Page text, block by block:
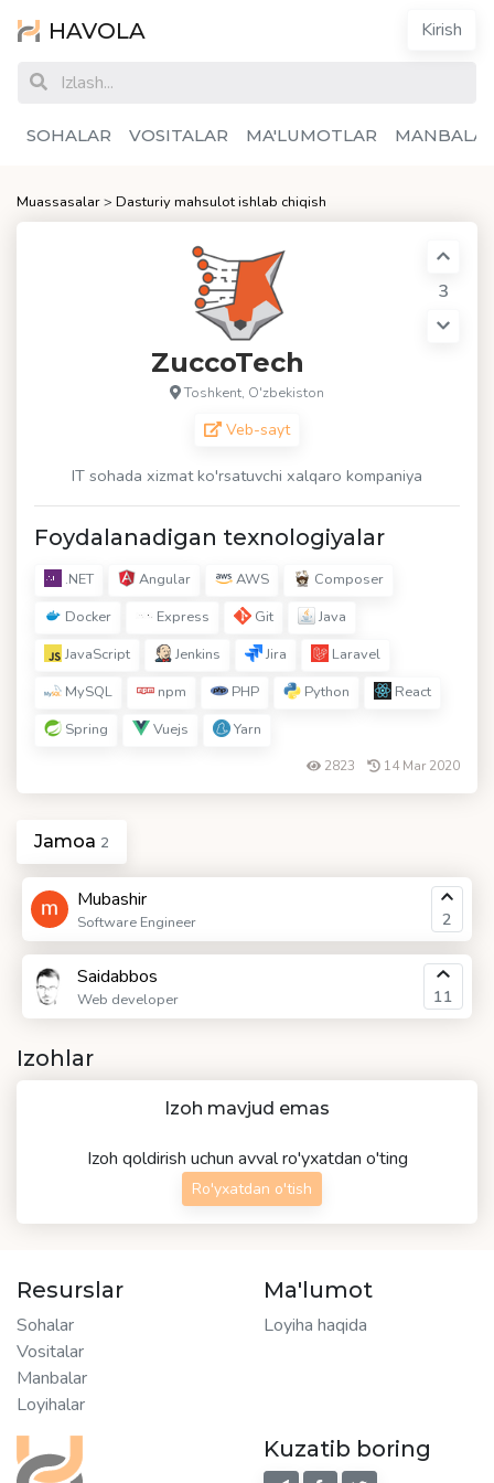
HAVOLA Kirish
SOHALAR VOSITALAR MA'LUMOTLAR
Muassasalar> Dasturiy mahsulot ishlab chiqish
ZuccoTech
Toshkent, O'zbekiston
Veb-sayt
3
IT sohada xizmat ko'rsatuvchi xalqaro kompaniya
Foydalanadigan texnologiyalar
.NET Angular AWS
Composer
Docker
Express Git
Java
JavaScript
Jenkins Jira
Laravel
MySQL
npm PHP Python
React
Spring
Vuejs Yarn
2823 14 Mar 2020
Jamoa 2
Mubashir
Software Engineer 2
Saidabbos
Web developer 11
Izohlar
Izoh mavjud emas
Izoh qoldirish uchun avval ro'yxatdan o'ting
Ro'yxatdan o'tish
Resurslar
Sohalar
Vositalar
Manbalar
Loyihalar
Ma'lumot
Loyiha haqida
Kuzatib boring